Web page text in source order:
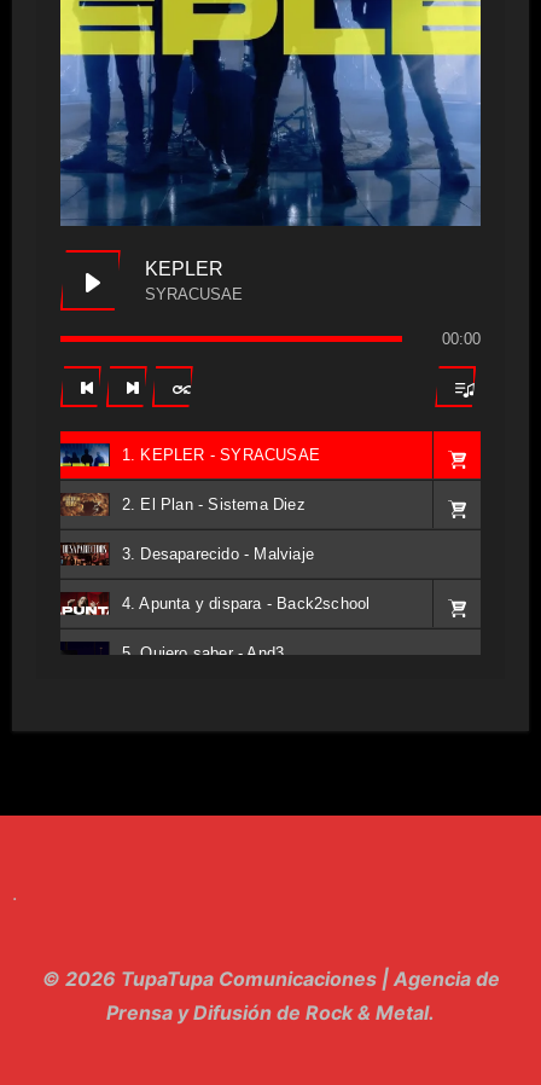
KEPLER
SYRACUSAE
00:00
1. KEPLER - SYRACUSAE
2. El Plan - Sistema Diez
3. Desaparecido - Malviaje
4. Apunta y dispara - Back2school
5. Quiero saber - And3
12. dolor - Piel
.
© 2026 TupaTupa Comunicaciones | Agencia de
Prensa y Difusión de Rock & Metal.